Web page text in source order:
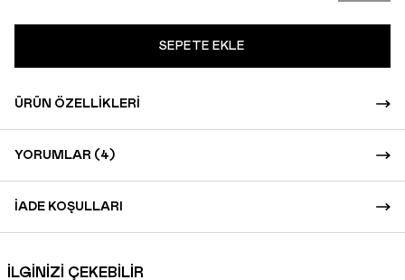
SEPETE EKLE
ÜRÜN ÖZELLIKLERI
YORUMLAR (4)
İADE KOŞULLARI
İLGİNİZİ ÇEKEBİLİR